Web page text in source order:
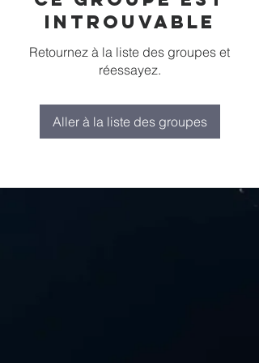
introuvable
Retournez à la liste des groupes et
réessayez.
Aller à la liste des groupes